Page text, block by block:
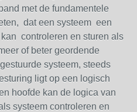
met de fundamentele
dat een systeem een
controleren en sturen als
of beter geordende
systeem, steeds
ligt op een logisch
hoofde kan de logica van
systeem controleren en